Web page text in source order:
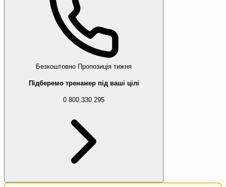
Безкоштовно Пропозиція тижня
Підберемо тренажер під ваші цілі
0 800 330 295